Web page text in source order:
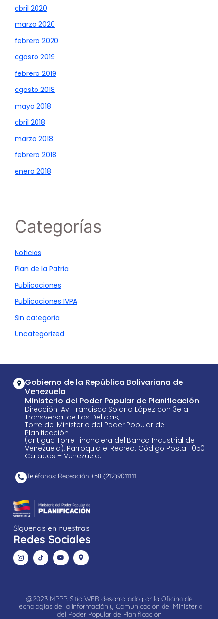
abril 2020
marzo 2020
febrero 2020
agosto 2019
febrero 2019
agosto 2018
mayo 2018
abril 2018
marzo 2018
febrero 2018
enero 2018
Categorías
Noticias
Plan de la Patria
Publicaciones
Publicaciones IVPA
Sin categoría
Uncategorized
Gobierno de la República Bolivariana de
Venezuela
Ministerio del Poder Popular de Planificación
Dirección: Av. Francisco Solano López con 3era
Transversal de Las Delicias,
Torre del Ministerio del Poder Popular de
Planificación
(antigua Torre Financiera del Banco Industrial de
Venezuela), Parroquia el Recreo. Código Postal 1050
Caracas – Venezuela.
Teléfonos: Recepción +58 ​(212)9011111
Síguenos en nuestras
Redes Sociales
@2023 MPPP. Sitio WEB desarrollado por la Oficina de
Tecnologías de la Información y Comunicación del Ministerio
del Poder Popular de Planificación